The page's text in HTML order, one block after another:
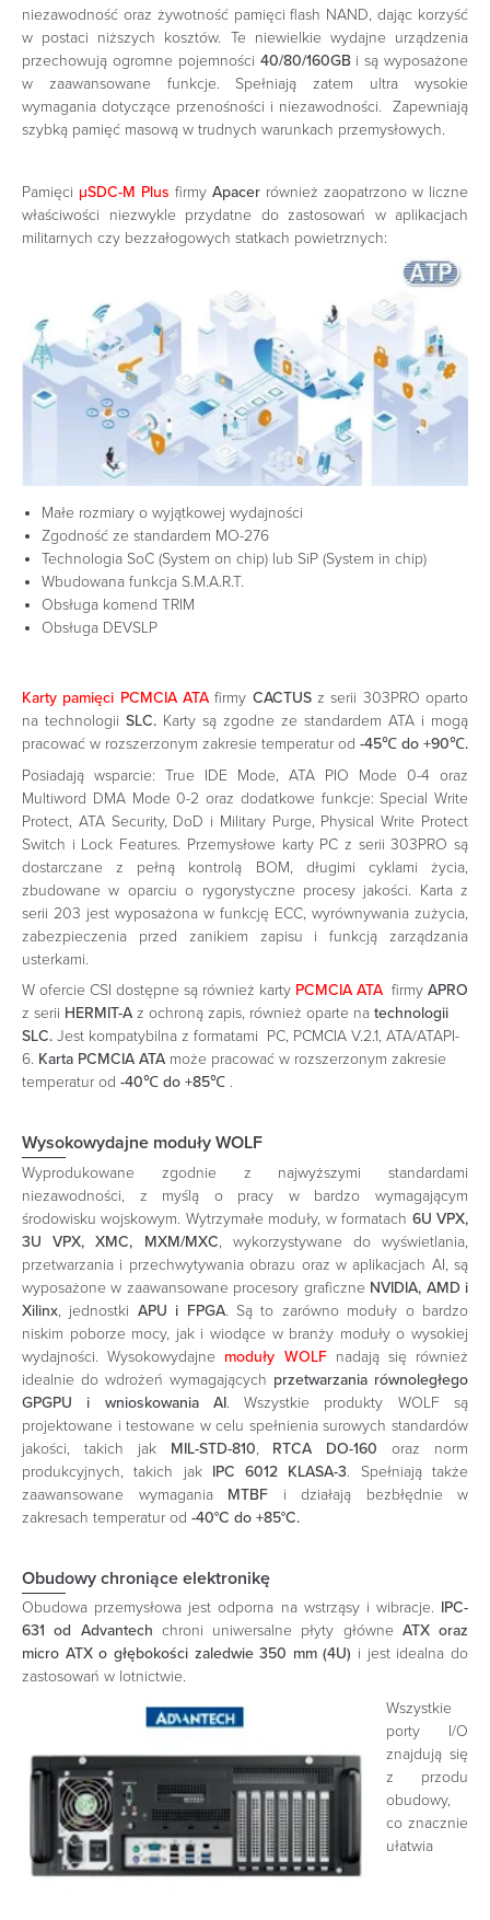
niezawodność oraz żywotność pamięci flash NAND, dając korzyść
w postaci niższych kosztów. Te niewielkie wydajne urządzenia
przechowują ogromne pojemności 40/80/160GBi są wyposażone
w zaawansowane funkcje. Spełniają zatem ultra wysokie
wymagania dotyczące przenośności i niezawodności. Zapewniają
szybką pamięć masową w trudnych warunkach przemysłowych.
Pamięci μSDC-M Plus firmy Apacer również zaopatrzono w liczne
właściwości niezwykle przydatne do zastosowań w aplikacjach
militarnych czy bezzałogowych statkach powietrznych:
Małe rozmiary o wyjątkowej wydajności
Zgodność ze standardem MO-276
Technologia SoC (System on chip) lub SiP (System in chip)
Wbudowana funkcja S.M.A.R.T.
Obsługa komend TRIM
Obsługa DEVSLP
Karty pamięci PCMCIA ATA firmy CACTUSz serii 303PRO oparto
na technologii SLC. Karty są zgodne ze standardem ATA i mogą
pracować w rozszerzonym zakresie temperatur od -45℃ do +90℃.
Posiadają wsparcie: True IDE Mode, ATA PIO Mode 0-4 oraz
Multiword DMA Mode 0-2 oraz dodatkowe funkcje: Special Write
Protect, ATA Security, DoD i Military Purge, Physical Write Protect
Switch i Lock Features. Przemysłowe karty PC z serii 303PRO są
dostarczane z pełną kontrolą BOM, długimi cyklami życia,
zbudowane w oparciu o rygorystyczne procesy jakości. Karta z
serii 203 jest wyposażona w funkcję ECC, wyrównywania zużycia,
zabezpieczenia przed zanikiem zapisu i funkcją zarządzania
usterkami.
W ofercie CSI dostępne są również karty PCMCIA ATA firmy APRO
z serii HERMIT-A z ochroną zapis, również oparte na technologii
SLC. Jest kompatybilna z formatami PC, PCMCIA V.2.1, ATA/ATAPI-
6. Karta PCMCIA ATA może pracować w rozszerzonym zakresie
temperatur od -40℃ do +85℃ .
Wysokowydajne moduły WOLF
Wyprodukowane zgodnie z najwyższymi standardami
niezawodności, z myślą o pracy w bardzo wymagającym
środowisku wojskowym. Wytrzymałe moduły, w formatach 6U VPX,
3U VPX, XMC, MXM/MXC, wykorzystywane do wyświetlania,
przetwarzania i przechwytywania obrazu oraz w aplikacjach AI, są
wyposażone w zaawansowane procesory graficzne NVIDIA, AMD i
Xilinx, jednostki APU i FPGA. Są to zarówno moduły o bardzo
niskim poborze mocy, jak i wiodące w branży moduły o wysokiej
wydajności. Wysokowydajne moduły WOLFnadają się również
idealnie do wdrożeń wymagających przetwarzania równoległego
GPGPU i wnioskowania AI. Wszystkie produkty WOLF są
projektowane i testowane w celu spełnienia surowych standardów
jakości, takich jak MIL-STD-810,RTCA DO-160 oraz norm
produkcyjnych, takich jak IPC 6012 KLASA-3. Spełniają także
zaawansowane wymagania MTBF i działają bezbłędnie w
zakresach temperatur od -40°C do +85°C.
Obudowy chroniące elektronikę
Obudowa przemysłowa jest odporna na wstrząsy i wibracje. IPC-
631 od Advantech chroni uniwersalne płyty główne ATX oraz
micro ATX o głębokości zaledwie 350 mm (4U) i jest idealna do
zastosowań w lotnictwie.
Wszystkie
porty I/O
znajdują się
z przodu
obudowy,
co znacznie
ułatwia